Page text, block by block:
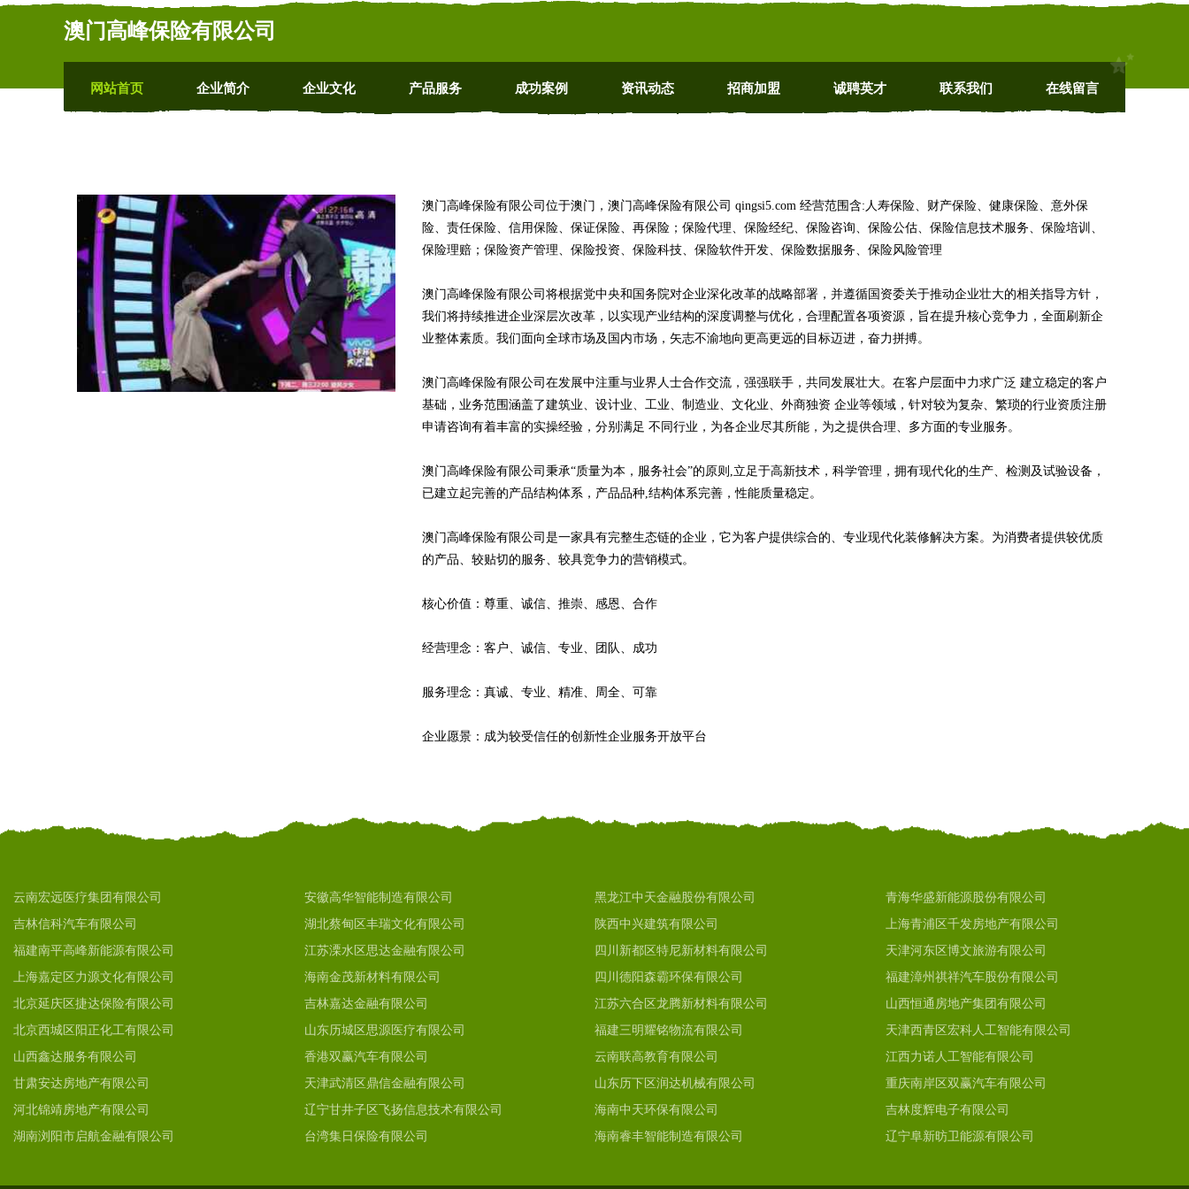
澳门高峰保险有限公司
网站首页 企业简介 企业文化 产品服务 成功案例 资讯动态 招商加盟 诚聘英才 联系我们 在线留言
澳门高峰保险有限公司位于澳门，澳门高峰保险有限公司 qingsi5.com 经营范围含:人寿保险、财产保险、健康保险、意外保
险、责任保险、信用保险、保证保险、再保险；保险代理、保险经纪、保险咨询、保险公估、保险信息技术服务、保险培训、
保险理赔；保险资产管理、保险投资、保险科技、保险软件开发、保险数据服务、保险风险管理
澳门高峰保险有限公司将根据党中央和国务院对企业深化改革的战略部署，并遵循国资委关于推动企业壮大的相关指导方针，
我们将持续推进企业深层次改革，以实现产业结构的深度调整与优化，合理配置各项资源，旨在提升核心竞争力，全面刷新企
业整体素质。我们面向全球市场及国内市场，矢志不渝地向更高更远的目标迈进，奋力拼搏。
澳门高峰保险有限公司在发展中注重与业界人士合作交流，强强联手，共同发展壮大。在客户层面中力求广泛 建立稳定的客户
基础，业务范围涵盖了建筑业、设计业、工业、制造业、文化业、外商独资 企业等领域，针对较为复杂、繁琐的行业资质注册
申请咨询有着丰富的实操经验，分别满足 不同行业，为各企业尽其所能，为之提供合理、多方面的专业服务。
澳门高峰保险有限公司秉承“质量为本，服务社会”的原则,立足于高新技术，科学管理，拥有现代化的生产、检测及试验设备，
已建立起完善的产品结构体系，产品品种,结构体系完善，性能质量稳定。
澳门高峰保险有限公司是一家具有完整生态链的企业，它为客户提供综合的、专业现代化装修解决方案。为消费者提供较优质
的产品、较贴切的服务、较具竞争力的营销模式。
核心价值：尊重、诚信、推崇、感恩、合作
经营理念：客户、诚信、专业、团队、成功
服务理念：真诚、专业、精准、周全、可靠
企业愿景：成为较受信任的创新性企业服务开放平台
云南宏远医疗集团有限公司 安徽高华智能制造有限公司 黑龙江中天金融股份有限公司
青海华盛新能源股份有限公司
吉林信科汽车有限公司
湖北蔡甸区丰瑞文化有限公司 陕西中兴建筑有限公司
上海青浦区千发房地产有限公司
福建南平高峰新能源有限公司
江苏溧水区思达金融有限公司 四川新都区特尼新材料有限公司
天津河东区博文旅游有限公司
上海嘉定区力源文化有限公司
海南金茂新材料有限公司 四川德阳森霸环保有限公司
福建漳州祺祥汽车股份有限公司
北京延庆区捷达保险有限公司
吉林嘉达金融有限公司 江苏六合区龙腾新材料有限公司
山西恒通房地产集团有限公司
北京西城区阳正化工有限公司
山东历城区思源医疗有限公司 福建三明耀铭物流有限公司
天津西青区宏科人工智能有限公司
山西鑫达服务有限公司
香港双赢汽车有限公司 云南联高教育有限公司
江西力诺人工智能有限公司
甘肃安达房地产有限公司
天津武清区鼎信金融有限公司 山东历下区润达机械有限公司
重庆南岸区双赢汽车有限公司
河北锦靖房地产有限公司
辽宁甘井子区飞扬信息技术有限公司 海南中天环保有限公司
吉林度辉电子有限公司
湖南浏阳市启航金融有限公司
台湾集日保险有限公司 海南睿丰智能制造有限公司 辽宁阜新昉卫能源有限公司